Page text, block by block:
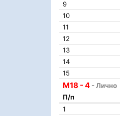
9
10
11
12
13
14
15
М18 - 4 - Лично
П/п
1